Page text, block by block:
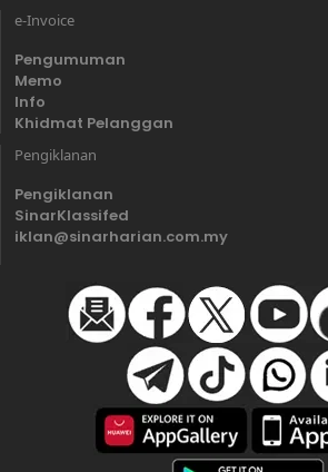
e-Invoice
Pengumuman
Memo
Info
Khidmat Pelanggan
Pengiklanan
Pengiklanan
SinarKlassifed
iklan@sinarharian.com.my